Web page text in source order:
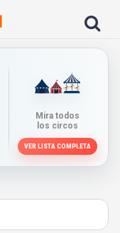
Mira todos
los circos
VER LISTA COMPLETA